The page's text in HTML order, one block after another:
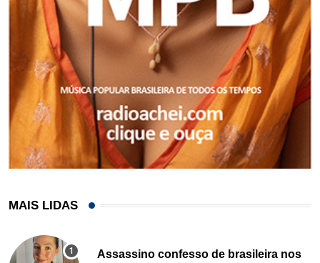
MAIS LIDAS
Assassino confesso de brasileira nos